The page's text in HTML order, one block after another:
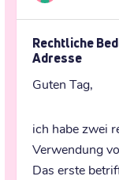
Rechtliche
Adresse
Guten Tag,
ich habe zwei
Verwendung
Das erste